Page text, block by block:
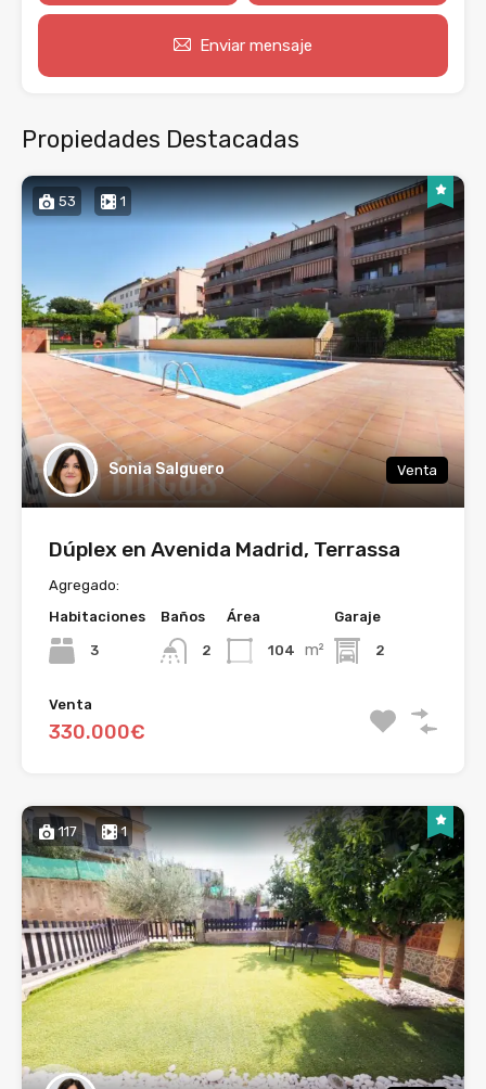
Enviar mensaje
Propiedades Destacadas
53 1
Sonia Salguero Venta
Dúplex en Avenida Madrid, Terrassa
Agregado:
Habitaciones
3
Baños
2
Área
104 m²
Garaje
2
Venta
330.000€
117 1